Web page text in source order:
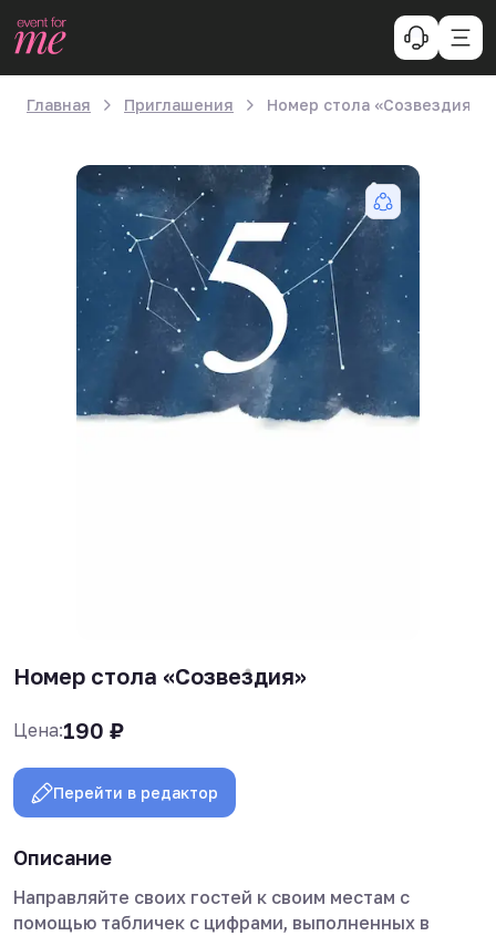
Главная Приглашения Номер стола «Созвездия»
Номер стола «Созвездия»
Цена:190 ₽
Перейти в редактор
Описание
Направляйте своих гостей к своим местам с
помощью табличек с цифрами, выполненных в